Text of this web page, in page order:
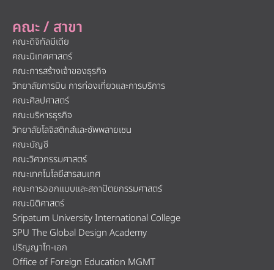
คณะ / สาขา
คณะดิจิทัลมีเดีย
คณะนิเทศศาสตร์
คณะการสร้างเจ้าของธุรกิจ
วิทยาลัยการบิน การท่องเที่ยวและการบริการ
คณะศิลปศาสตร์
คณะบริหารธุรกิจ
วิทยาลัยโลจิสติกส์และซัพพลายเชน
คณะบัญชี
คณะวิศวกรรมศาสตร์
คณะเทคโนโลยีสารสนเทศ
คณะการออกแบบและสถาปัตยกรรมศาสตร์
คณะนิติศาสตร์
Sripatum University International College
SPU The Global Design Academy
ปริญญาโท-เอก
Office of Foreign Education MGMT